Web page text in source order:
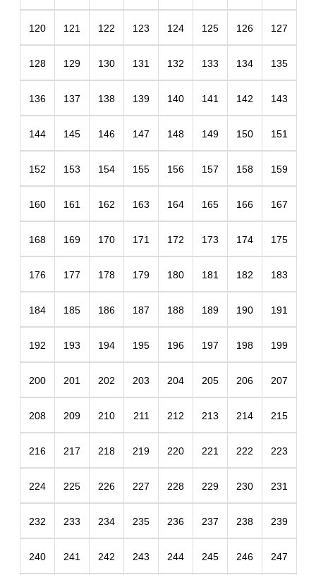
120 121 122 123 124 125 126 127
128 129 130 131 132 133 134 135
136 137 138 139 140 141 142 143
144 145 146 147 148 149 150 151
152 153 154 155 156 157 158 159
160 161 162 163 164 165 166 167
168 169 170 171 172 173 174 175
176 177 178 179 180 181 182 183
184 185 186 187 188 189 190 191
192 193 194 195 196 197 198 199
200 201 202 203 204 205 206 207
208 209 210 211 212 213 214 215
216 217 218 219 220 221 222 223
224 225 226 227 228 229 230 231
232 233 234 235 236 237 238 239
240 241 242 243 244 245 246 247